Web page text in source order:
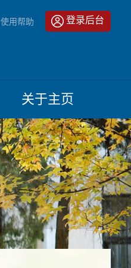
使用帮助 登录后台
关于主页